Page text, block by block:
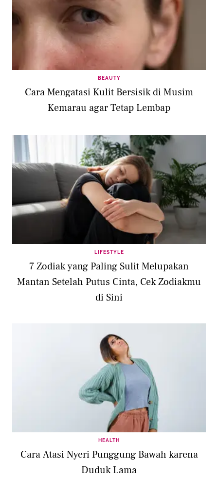
BEAUTY
Cara Mengatasi Kulit Bersisik di Musim
Kemarau agar Tetap Lembap
LIFESTYLE
7 Zodiak yang Paling Sulit Melupakan
Mantan Setelah Putus Cinta, Cek Zodiakmu
di Sini
HEALTH
Cara Atasi Nyeri Punggung Bawah karena
Duduk Lama